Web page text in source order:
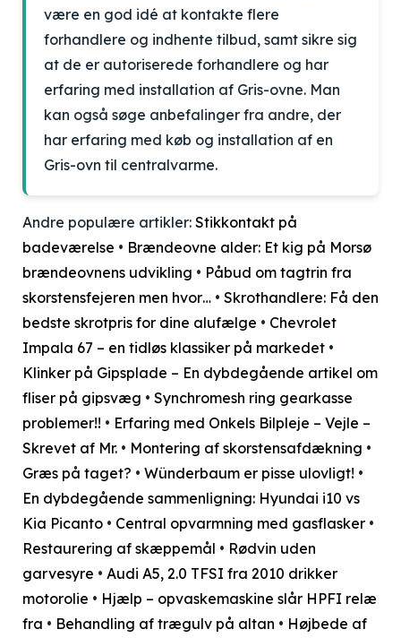
være en god idé at kontakte flere
forhandlere og indhente tilbud, samt sikre sig
at de er autoriserede forhandlere og har
erfaring med installation af Gris-ovne. Man
kan også søge anbefalinger fra andre, der
har erfaring med køb og installation af en
Gris-ovn til centralvarme.
Andre populære artikler: Stikkontakt på
badeværelse • Brændeovne alder: Et kig på Morsø
brændeovnens udvikling • Påbud om tagtrin fra
skorstensfejeren men hvor… • Skrothandlere: Få den
bedste skrotpris for dine alufælge • Chevrolet
Impala 67 – en tidløs klassiker på markedet •
Klinker på Gipsplade – En dybdegående artikel om
fliser på gipsvæg • Synchromesh ring gearkasse
problemer!! • Erfaring med Onkels Bilpleje – Vejle –
Skrevet af Mr. • Montering af skorstensafdækning •
Græs på taget? • Wünderbaum er pisse ulovligt! •
En dybdegående sammenligning: Hyundai i10 vs
Kia Picanto • Central opvarmning med gasflasker •
Restaurering af skæppemål • Rødvin uden
garvesyre • Audi A5, 2.0 TFSI fra 2010 drikker
motorolie • Hjælp – opvaskemaskine slår HPFI relæ
fra • Behandling af trægulv på altan • Højbede af